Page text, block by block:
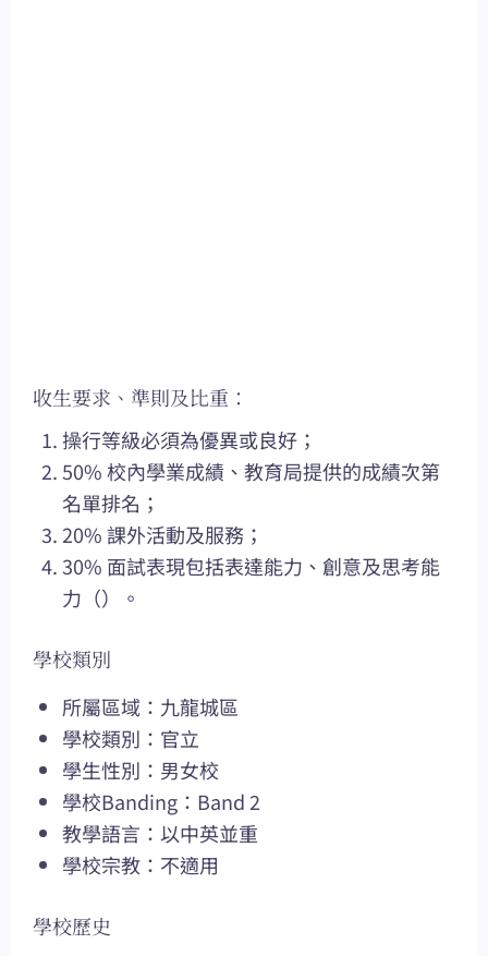
收生要求、準則及比重：
操行等級必須為優異或良好；
50% 校內學業成績、教育局提供的成績次第
名單排名；
20% 課外活動及服務；
30% 面試表現包括表達能力、創意及思考能
力（）。
學校類別
所屬區域：九龍城區
學校類別：官立
學生性別：男女校
學校Banding：Band 2
教學語言：以中英並重
學校宗教：不適用
學校歷史